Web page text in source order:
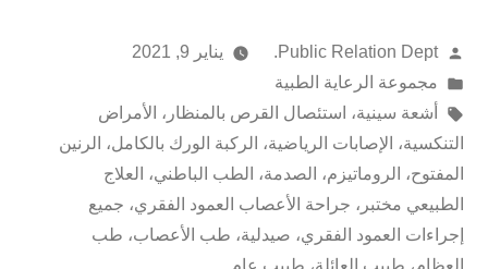
Public Relation Dept.
يناير 9, 2021
مجموعة الرعاية الطبية
أشعة سينية، استئصال القرص بالمنظار ، الأمراض
التنكسية، الإصابات الرياضية، الركبة الورك بالكامل، الرنين
المفتوح، الروماتيزم، الصدمة، الطب الباطني، العلاج
الطبيعي مختبر ، جراحة الأعصاب العمود الفقري، جميع
إجراءات العمود الفقري، صيدلية، طب الأعصاب، طب
العظام، طبيب العائلة، طبيب عام